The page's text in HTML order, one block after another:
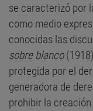
se caracterizó por
como medio
conocidas las
sobre blanco
protegida por el
generadora de
prohibir la